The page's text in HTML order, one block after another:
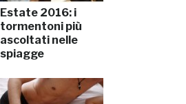
Estate 2016: i
tormentoni più
ascoltati nelle
spiagge